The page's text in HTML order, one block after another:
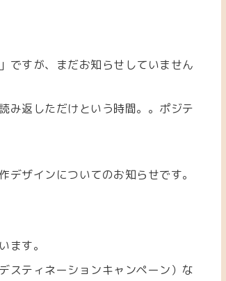
ですが、まだお知らせしていません
み返しただけという時間。。ポジテ
ザインについてのお知らせです。
ます。
スティネーションキャンペーン）な